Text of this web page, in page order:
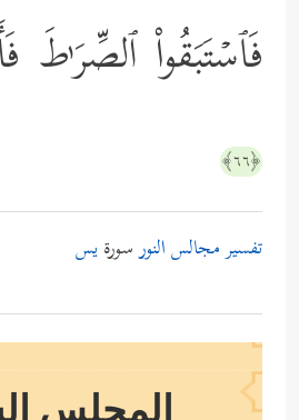
فَٱسۡتَبَقُواْ ٱلصِّرَ ٰ⁠طَ
﴿٦٦﴾
تفسير مجالس النورسورةيس
المجلس